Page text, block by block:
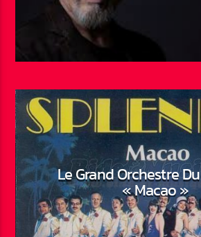
Le Grand Orchestre
« Macao »